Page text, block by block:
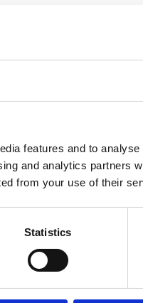
features and to
and analytics partners
from your use of their
Statistics
buurt